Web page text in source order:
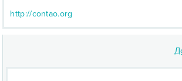
http://contao.org